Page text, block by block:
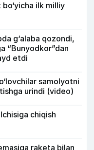
ilk milliy
g‘alaba qozondi,
“Bunyodkor”dan
etdi
samolyotni
urindi (video)
chiqish
raketa bilan